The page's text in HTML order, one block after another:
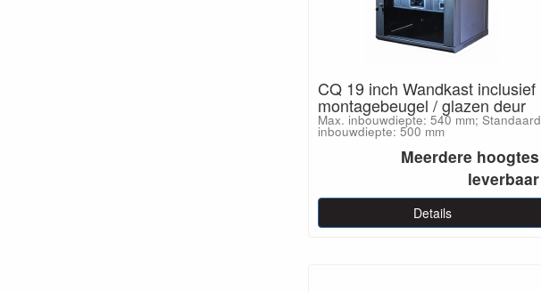
CQ 19 inch Wandkast inclusief
montagebeugel / glazen deur
Max. inbouwdiepte: 540 mm; Standaard
inbouwdiepte: 500 mm
Meerdere hoogtes
leverbaar
Details